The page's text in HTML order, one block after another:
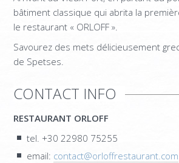
bâtiment classique qui abrita la
le restaurant « ORLOFF ».
Savourez des mets délicieusement
de Spetses.
CONTACT INFO
RESTAURANT ORLOFF
tel. +30 22980 75255
email: contact@orloffrestaurant.com